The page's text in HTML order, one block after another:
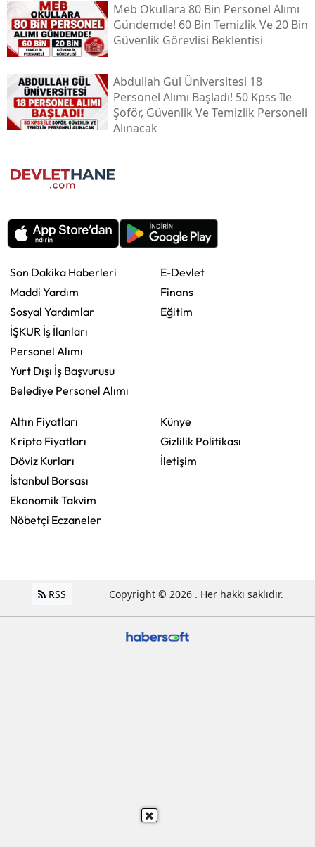
Meb Okullara 80 Bin Personel Alımı
Gündemde! 60 Bin Temizlik Ve 20 Bin
Güvenlik Görevlisi Beklentisi
Abdullah Gül Üniversitesi 18
Personel Alımı Başladı! 50 Kpss Ile
Şoför, Güvenlik Ve Temizlik Personeli
Alınacak
Son Dakika Haberleri
Maddi Yardım
Sosyal Yardımlar
İŞKUR İş İlanları
Personel Alımı
Yurt Dışı İş Başvurusu
Belediye Personel Alımı
E-Devlet
Finans
Eğitim
Altın Fiyatları
Kripto Fiyatları
Döviz Kurları
İstanbul Borsası
Ekonomik Takvim
Nöbetçi Eczaneler
Künye
Gizlilik Politikası
İletişim
RSS Copyright © 2026 . Her hakkı saklıdır.